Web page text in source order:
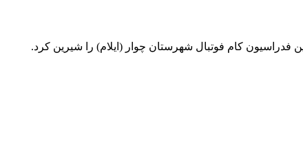
کام فوتبال شهرستان چوار (ایلام) را شیرین کرد.